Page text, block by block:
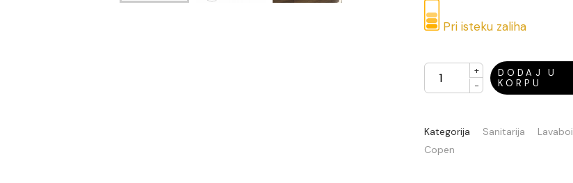
Pri isteku zaliha
+
-
DODAJ U
KORPU
Kategorija Sanitarija
Lavaboi
Copen